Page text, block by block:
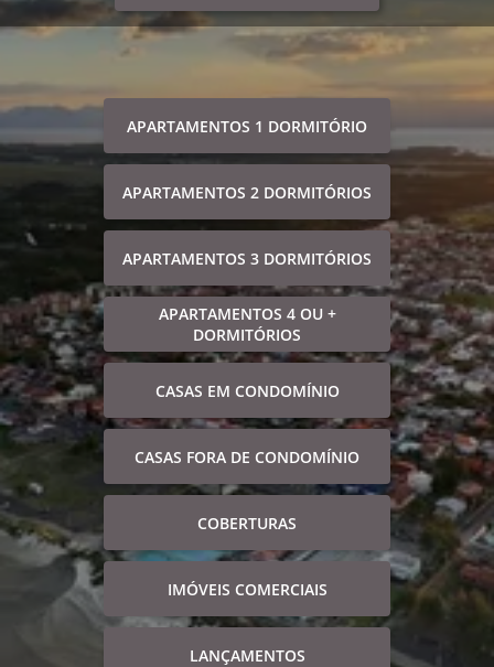
APARTAMENTOS 1 DORMITÓRIO
APARTAMENTOS 2 DORMITÓRIOS
APARTAMENTOS 3 DORMITÓRIOS
APARTAMENTOS 4 OU +
DORMITÓRIOS
CASAS EM CONDOMÍNIO
CASAS FORA DE CONDOMÍNIO
COBERTURAS
IMÓVEIS COMERCIAIS
LANÇAMENTOS